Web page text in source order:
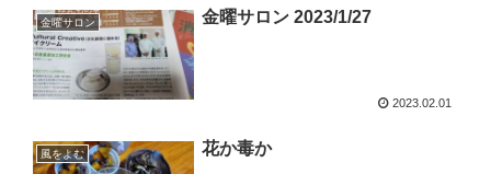
金曜サロン 金曜サロン 2023/1/27
2023.02.01
風をよむ 花か毒か